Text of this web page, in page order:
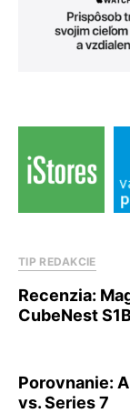
TIP REDAKCIE
Recenzia:
CubeNest
Porovnanie:
vs. Series 7